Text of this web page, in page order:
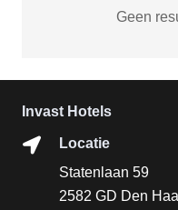
Geen
Invast Hotels
Locatie
Statenlaan 59
2582 GD Den